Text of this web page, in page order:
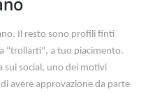
Il resto sono profili finti
"trollarti", a tuo piacimento.
sui social, uno dei motivi
avere approvazione da parte